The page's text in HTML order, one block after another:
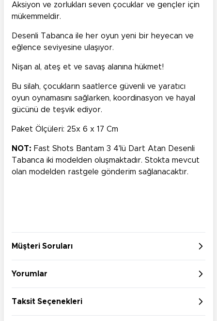
Aksiyon ve zorlukları seven çocuklar ve gençler için
mükemmeldir.
Desenli Tabanca ile her oyun yeni bir heyecan ve
eğlence seviyesine ulaşıyor.
Nişan al, ateş et ve savaş alanına hükmet!
Bu silah, çocukların saatlerce güvenli ve yaratıcı
oyun oynamasını sağlarken, koordinasyon ve hayal
gücünü de teşvik ediyor.
Paket Ölçüleri: 25x 6 x 17 Cm
NOT: Fast Shots Bantam 3 4'lü Dart Atan Desenli
Tabanca iki modelden oluşmaktadır. Stokta mevcut
olan modelden rastgele gönderim sağlanacaktır.
Müşteri Soruları
Yorumlar
Taksit Seçenekleri